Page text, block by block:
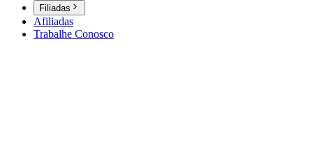
Filiadas
Afiliadas
Trabalhe Conosco